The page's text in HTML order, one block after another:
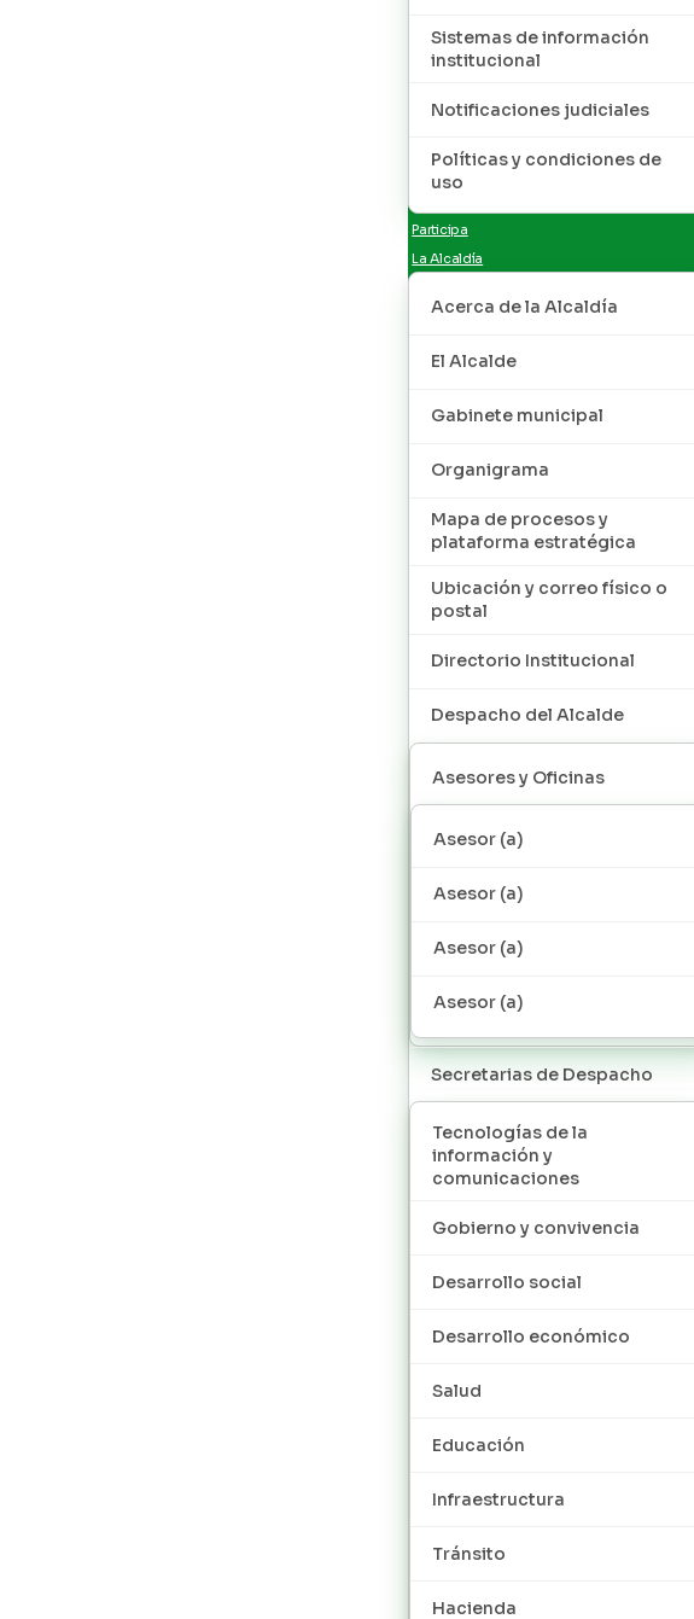
Sistemas de información
institucional
Notificaciones judiciales
Políticas y condiciones de
uso
Participa
La Alcaldía
Acerca de la Alcaldía
El Alcalde
Gabinete municipal
Organigrama
Mapa de procesos y
plataforma estratégica
Ubicación y correo físico o
postal
Directorio Institucional
Despacho del Alcalde
Asesores y Oficinas
Asesor (a)
Asesor (a)
Asesor (a)
Asesor (a)
Secretarias de Despacho
Tecnologías de la
información y
comunicaciones
Gobierno y convivencia
Desarrollo social
Desarrollo económico
Salud
Educación
Infraestructura
Tránsito
Hacienda